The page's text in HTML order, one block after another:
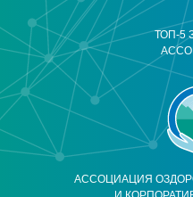
АССОЦИАЦИЯ
ТОП-5